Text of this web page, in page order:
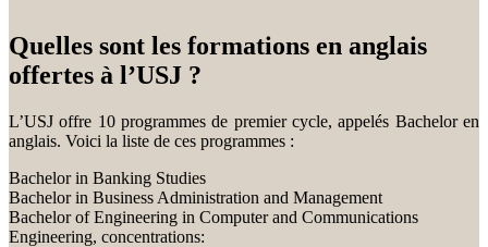
Quelles sont les formations en anglais
offertes à l’USJ ?
L’USJ offre 10 programmes de premier cycle, appelés Bachelor en
anglais. Voici la liste de ces programmes :
Bachelor in Banking Studies
Bachelor in Business Administration and Management
Bachelor of Engineering in Computer and Communications
Engineering, concentrations: